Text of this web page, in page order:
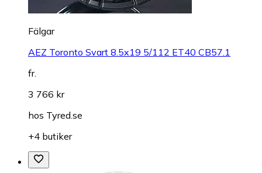
Fälgar
AEZ Toronto Svart 8.5x19 5/112 ET40 CB57.1
fr.
3 766 kr
hos Tyred.se
+4 butiker